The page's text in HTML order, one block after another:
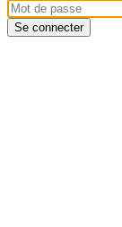
Se connecter